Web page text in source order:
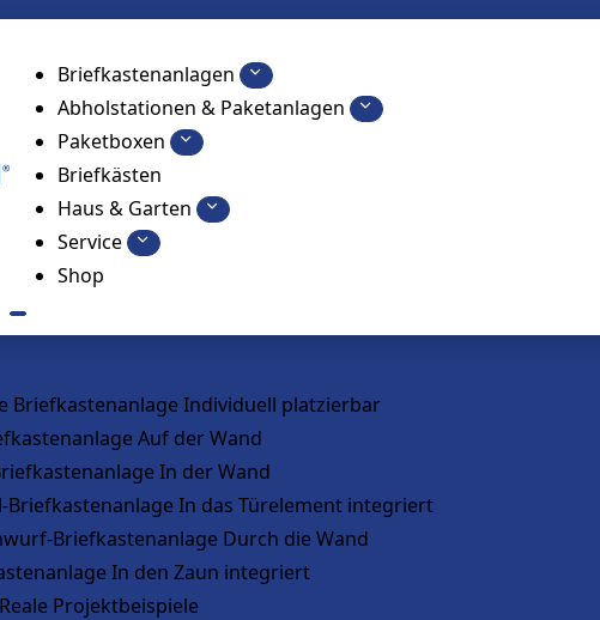
Briefkastenanlagen
Abholstationen & Paketanlagen
Paketboxen
Briefkästen
Haus & Garten
Service
Shop
Briefkastenanlage Individuell platzierbar
Auf der Wand
In der Wand
Briefkastenanlage In das Türelement integriert
Briefkastenanlage Durch die Wand
In den Zaun integriert
Reale Projektbeispiele